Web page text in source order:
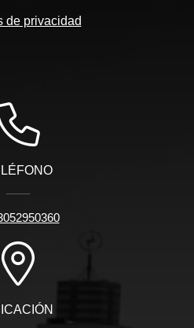
de privacidad